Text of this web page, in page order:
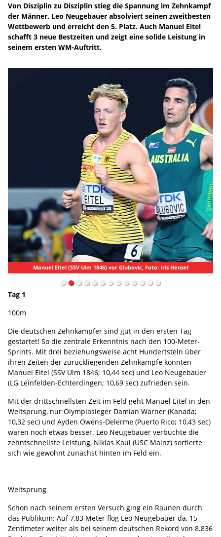
Von Disziplin zu Disziplin stieg die Spannung im Zehnkampf
der Männer. Leo Neugebauer absolviert seinen zweitbesten
Wettbewerb und erreicht den 5. Platz. Auch Manuel Eitel
schafft 3 neue Bestzeiten und zeigt eine solide Leistung in
seinem ersten WM-Auftritt.
Manuel Eitel (SSV Ulm 1846) vor Glubovic, Foto: Iris Hensel
Tag 1
100m
Die deutschen Zehnkämpfer sind gut in den ersten Tag
gestartet! So die zentrale Erkenntnis nach den 100-Meter-
Sprints. Mit drei beziehungsweise acht Hundertsteln über
ihren Zeiten der zurückliegenden Zehnkämpfe konnten
Manuel Eitel (SSV Ulm 1846; 10,44 sec) und Leo Neugebauer
(LG Leinfelden-Echterdingen; 10,69 sec) zufrieden sein.
Mit der drittschnellsten Zeit im Feld geht Manuel Eitel in den
Weitsprung, nur Olympiasieger Damian Warner (Kanada;
10,32 sec) und Ayden Owens-Delerme (Puerto Rico; 10,43 sec)
waren noch etwas besser. Leo Neugebauer verbuchte die
zehntschnellste Leistung, Niklas Kaul (USC Mainz) sortierte
sich wie gewohnt zunächst hinten im Feld ein.
Weitsprung
Schon nach seinem ersten Versuch ging ein Raunen durch
das Publikum: Auf 7,83 Meter flog Leo Neugebauer da, 15
Zentimeter weiter als bei seinem deutschen Rekord von 8.836